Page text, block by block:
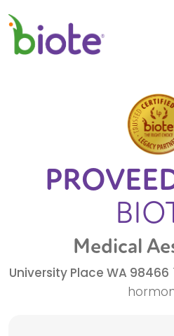
Medical
University Place WA 98466